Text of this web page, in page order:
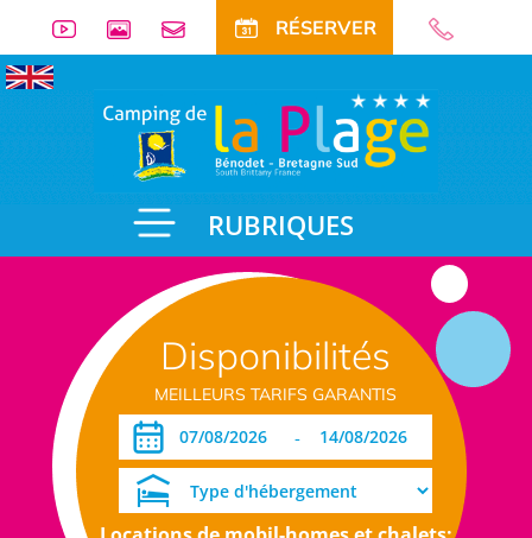
RÉSERVER
RUBRIQUES
Disponibilités
MEILLEURS TARIFS GARANTIS
-